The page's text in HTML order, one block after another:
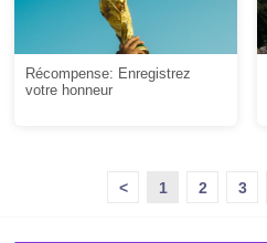
Récompense: Enregistrez
votre honneur
< 1 2 3